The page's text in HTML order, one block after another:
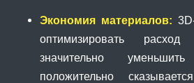
Экономия материалов:
оптимизировать
значительно
положительно